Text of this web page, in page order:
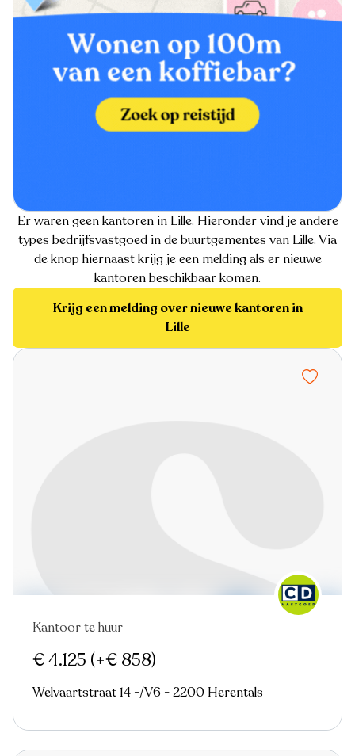
Er waren geen kantoren in Lille. Hieronder vind je andere
types bedrijfsvastgoed in de buurtgementes van Lille. Via
de knop hiernaast krijg je een melding als er nieuwe
kantoren beschikbaar komen.
Krijg een melding over nieuwe kantoren in
Lille
Nieuw
Kantoor te huur
€ 4.125 (+€ 858)
Welvaartstraat 14 -/V6 - 2200 Herentals